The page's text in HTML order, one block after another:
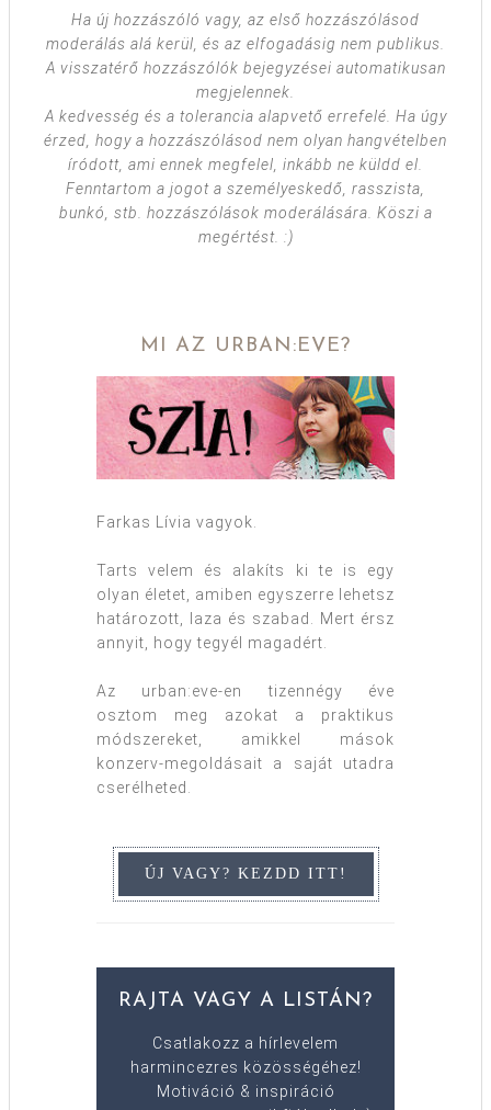
Ha új hozzászóló vagy, az első hozzászólásod
moderálás alá kerül, és az elfogadásig nem publikus.
A visszatérő hozzászólók bejegyzései automatikusan
megjelennek.
A kedvesség és a tolerancia alapvető errefelé. Ha úgy
érzed, hogy a hozzászólásod nem olyan hangvételben
íródott, ami ennek megfelel, inkább ne küldd el.
Fenntartom a jogot a személyeskedő, rasszista,
bunkó, stb. hozzászólások moderálására. Köszi a
megértést. :)
MI AZ URBAN:EVE?
Farkas Lívia vagyok.
Tarts velem és alakíts ki te is egy
olyan életet, amiben egyszerre lehetsz
határozott, laza és szabad. Mert érsz
annyit, hogy tegyél magadért.
Az urban:eve-en tizennégy éve
osztom meg azokat a praktikus
módszereket, amikkel mások
konzerv-megoldásait a saját utadra
cserélheted.
RAJTA VAGY A LISTÁN?
Csatlakozz a hírlevelem
harmincezres közösségéhez!
Motiváció & inspiráció